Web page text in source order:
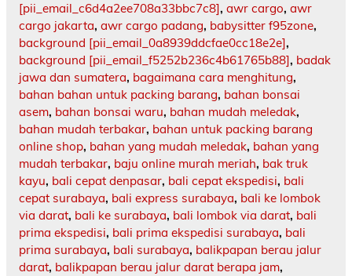
[pii_email_c6d4a2ee708a33bbc7c8], awr cargo, awr
cargo jakarta, awr cargo padang, babysitter f95zone,
background [pii_email_0a8939ddcfae0cc18e2e],
background [pii_email_f5252b236c4b61765b88], badak
jawa dan sumatera, bagaimana cara menghitung,
bahan bahan untuk packing barang, bahan bonsai
asem, bahan bonsai waru, bahan mudah meledak,
bahan mudah terbakar, bahan untuk packing barang
online shop, bahan yang mudah meledak, bahan yang
mudah terbakar, baju online murah meriah, bak truk
kayu, bali cepat denpasar, bali cepat ekspedisi, bali
cepat surabaya, bali express surabaya, bali ke lombok
via darat, bali ke surabaya, bali lombok via darat, bali
prima ekspedisi, bali prima ekspedisi surabaya, bali
prima surabaya, bali surabaya, balikpapan berau jalur
darat, balikpapan berau jalur darat berapa jam,